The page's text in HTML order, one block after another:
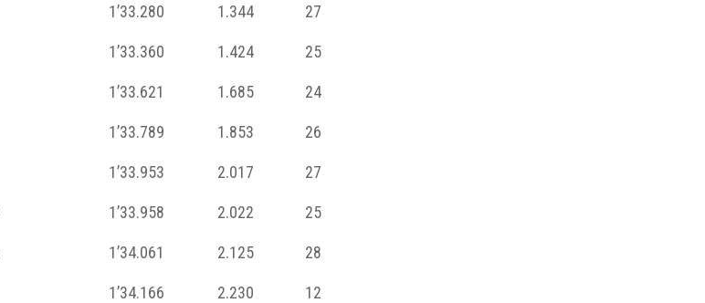
1’33.280 1.344 27
1’33.360 1.424 25
1’33.621 1.685 24
1’33.789 1.853 26
1’33.953 2.017 27
1’33.958 2.022 25
1’34.061 2.125 28
1’34.166 2.230 12